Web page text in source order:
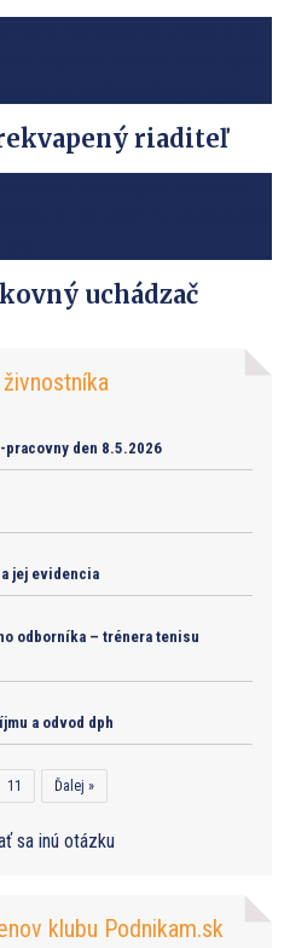
riaditeľ
uchádzač
den 8.5.2026
jej evidencia
odborníka – trénera tenisu
a odvod dph
11 Ďalej »
sa inú otázku
klubu Podnikam.sk